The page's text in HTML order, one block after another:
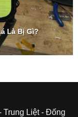
Là Bị Gì?
Trung Liệt - Đống